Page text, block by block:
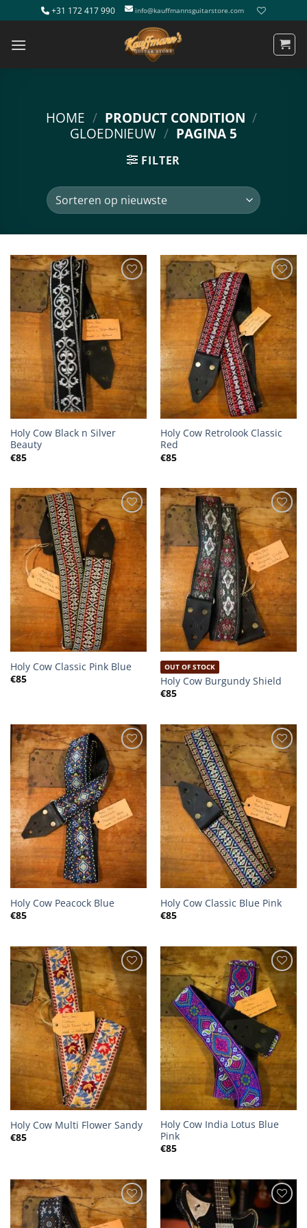
naar
inhoud
+31 172 417 990 info@kauffmannsguitarstore.com
HOME / PRODUCT CONDITION /
GLOEDNIEUW / PAGINA 5
FILTER
Holy Cow Black n Silver
Beauty
€85
Holy Cow Retrolook Classic
Red
€85
Holy Cow Classic Pink Blue
€85
OUT OF STOCK
Holy Cow Burgundy Shield
€85
Holy Cow Peacock Blue
€85
Holy Cow Classic Blue Pink
€85
Holy Cow Multi Flower Sandy
€85
Holy Cow India Lotus Blue
Pink
€85